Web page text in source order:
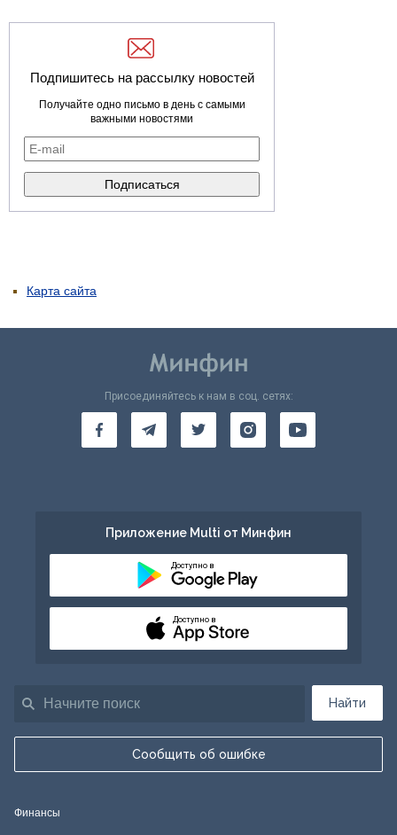
Подпишитесь на рассылку новостей
Получайте одно письмо в день с самыми
важными новостями
Карта сайта
Найти
Сообщить об ошибке
Присоединяйтесь к нам в соц. сетях:
Приложение Multi от Минфин
Доступно в
Доступно в
Финансы